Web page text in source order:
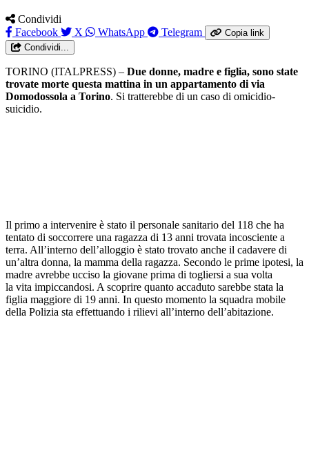
Condividi
Facebook
X WhatsApp Telegram
Copia link
Condividi...
TORINO (ITALPRESS) – Due donne, madre e figlia, sono state
trovate morte questa mattina in un appartamento di via
Domodossola a Torino. Si tratterebbe di un caso di omicidio-
suicidio.
Il primo a intervenire è stato il personale sanitario del 118 che ha
tentato di soccorrere una ragazza di 13 anni trovata incosciente a
terra. All’interno dell’alloggio è stato trovato anche il cadavere di
un’altra donna, la mamma della ragazza. Secondo le prime ipotesi, la
madre avrebbe ucciso la giovane prima di togliersi a sua volta
la vita impiccandosi. A scoprire quanto accaduto sarebbe stata la
figlia maggiore di 19 anni. In questo momento la squadra mobile
della Polizia sta effettuando i rilievi all’interno dell’abitazione.